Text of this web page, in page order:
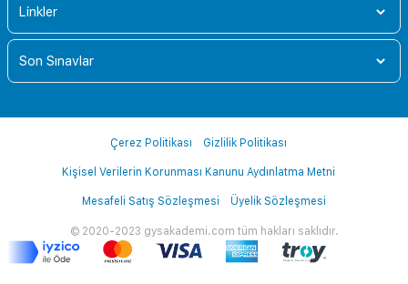
Linkler
Son Sınavlar
© 2020-2023 gysakademi.com tüm hakları saklıdır.
Çerez Politikası Gizlilik Politikası
Kişisel Verilerin Korunması Kanunu Aydınlatma Metni
Mesafeli Satış Sözleşmesi Üyelik Sözleşmesi